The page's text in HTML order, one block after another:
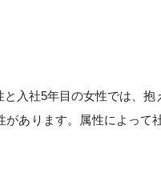
入社5年目の女性では、
があります。属性によっ